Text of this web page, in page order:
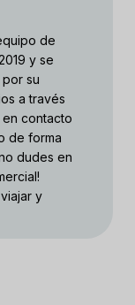
de
y se
su
a través
contacto
de forma
dudes en
y